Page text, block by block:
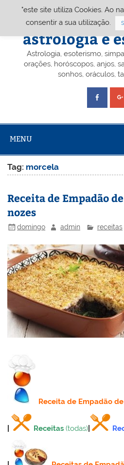
Portal A&E
astrologia e
Astrologia, esoterismo,
orações, horóscopos, anjos,
sonhos, oráculos,
MENU
Tag: morcela
Receita de Empadão
nozes
domingo admin receitas
Receitade Empadão
Receitas (todas)
"este site utiliza Cookies. Ao
consentir a sua utilização.